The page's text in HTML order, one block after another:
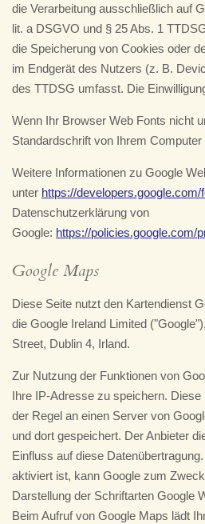
die Verarbeitung ausschließlich auf
lit. a DSGVO und § 25 Abs. 1
die Speicherung von Cookies oder
im Endgerät des Nutzers (z. B.
des TTDSG umfasst. Die
Wenn Ihr Browser Web Fonts nicht
Standardschrift von Ihrem Computer
Weitere Informationen zu Google
unter https://developers.google.com/
Datenschutzerklärung von
Google: https://policies.google.com/
Google Maps
Diese Seite nutzt den Kartendienst
die Google Ireland Limited
Street, Dublin 4, Irland.
Zur Nutzung der Funktionen von
Ihre IP-Adresse zu speichern.
der Regel an einen Server von
und dort gespeichert. Der Anbieter
Einfluss auf diese
aktiviert ist, kann Google zum
Darstellung der Schriftarten Google
Beim Aufruf von Google Maps lädt